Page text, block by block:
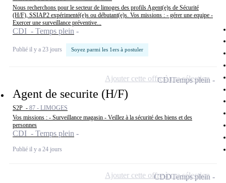
Nous recherchons pour le secteur de limoges des profils Agent(e)s de Sécurité
(H/F), SSIAP2 expérimenté(e)s ou débutant(e)s. Vos missions : - gérer une equipe -
Exercer une surveillance préventive...
CDI - Temps plein
Publié il y a 23 jours Soyez parmi les 1ers à postuler
Agent de securite (H/F)
S2P - 87 - LIMOGES
Vos missions : - Surveillance magasin - Veillez à la sécurité des biens et des
personnes
CDI - Temps plein
Publié il y a 24 jours
CDITemps plein
Ajouter cette offre à ma sélection
CDDTemps plein
Ajouter cette offre à ma sélection